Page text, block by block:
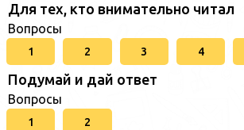
Для тех, кто внимательно читал
Вопросы
1 2 3 4
Подумай и дай ответ
Вопросы
1 2